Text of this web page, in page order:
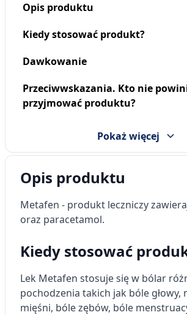
Metafen Rozkurczowy, 40
mg, tabletki, 20 szt.
Metafen
24,59 zł
Opis produktu
Kiedy stosować produkt?
Dawkowanie
Przeciwwskazania. Kto nie
przyjmować produktu?
Pokaż więcej
Opis produktu
Metafen - produkt leczniczy
oraz paracetamol.
Kiedy stosować
Lek Metafen stosuje się w bólar
pochodzenia takich jak bóle głowy,
mięśni, bóle zębów, bóle